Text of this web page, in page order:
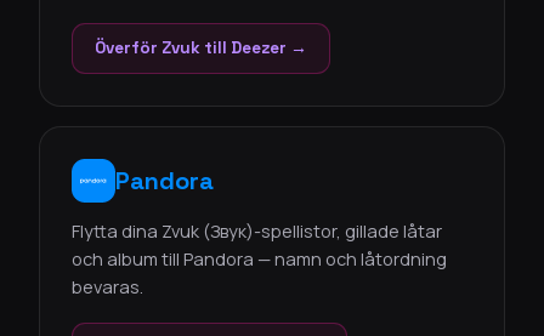
Överför Zvuk till Deezer →
Pandora
Flytta dina Zvuk (Звук)-spellistor, gillade låtar
och album till Pandora — namn och låtordning
bevaras.